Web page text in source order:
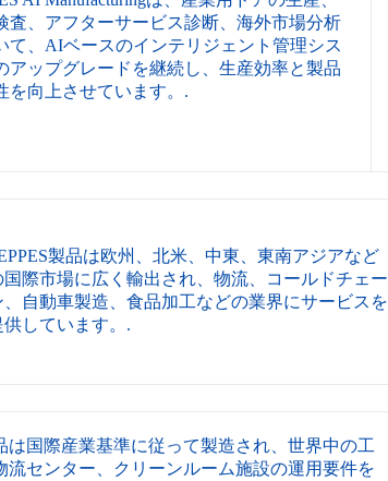
査、アフターサービス診断、海外市場分析
て、AIベースのインテリジェント管理シス
アップグレードを継続し、生産効率と製品
を向上させています。.
製品は欧州、北米、中東、東南アジアなど
国際市場に広く輸出され、物流、コールドチェー
、自動車製造、食品加工などの業界にサービスを
供しています。.
は国際産業基準に従って製造され、世界中の工
流センター、クリーンルーム施設の運用要件を